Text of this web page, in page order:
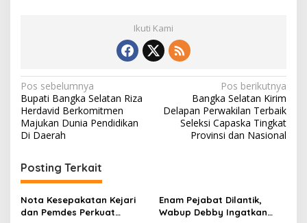
Ikuti Kami
Navigasi
pos
Pos sebelumnya
Bupati Bangka Selatan Riza
Herdavid Berkomitmen
Majukan Dunia Pendidikan
Di Daerah
Pos berikutnya
Bangka Selatan Kirim
Delapan Perwakilan Terbaik
Seleksi Capaska Tingkat
Provinsi dan Nasional
Posting Terkait
Nota Kesepakatan Kejari
dan Pemdes Perkuat
Enam Pejabat Dilantik,
Wabup Debby Ingatkan